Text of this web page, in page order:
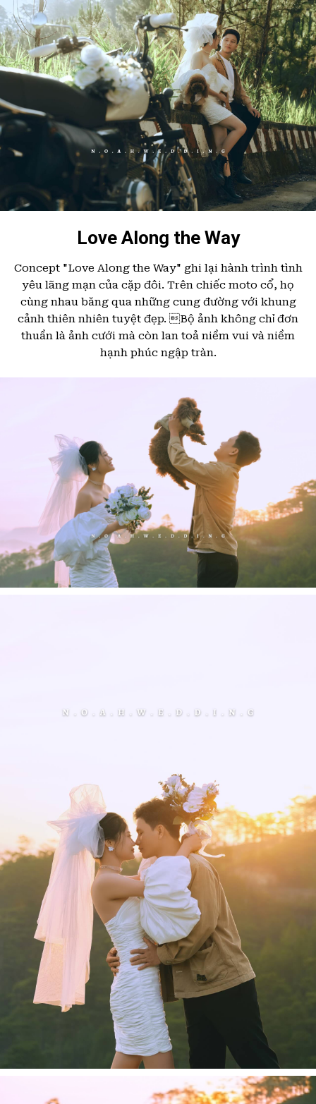
Love Along the Way
Concept "Love Along the Way" ghi lại hành trình tình
yêu lãng mạn của cặp đôi. Trên chiếc moto cổ, họ
cùng nhau băng qua những cung đường với khung
cảnh thiên nhiên tuyệt đẹp. Bộ ảnh không chỉ đơn
thuần là ảnh cưới mà còn lan toả niềm vui và niềm
hạnh phúc ngập tràn.